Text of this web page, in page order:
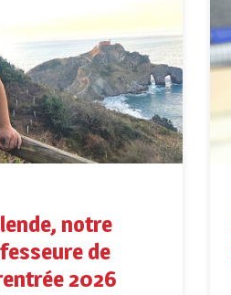
notre
de
2026